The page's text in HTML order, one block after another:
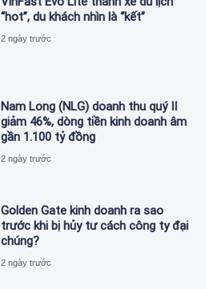
“hot”, du khách nhìn là “kết”
2 ngày trước
Nam Long (NLG) doanh thu quý II
giảm 46%, dòng tiền kinh doanh âm
gần 1.100 tỷ đồng
2 ngày trước
Golden Gate kinh doanh ra sao
trước khi bị hủy tư cách công ty đại
chúng?
2 ngày trước